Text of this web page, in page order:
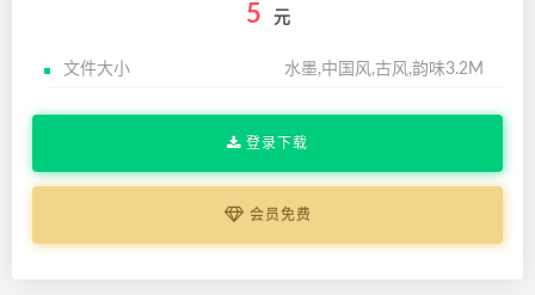
5 元
文件大小 水墨,中国风,古风,韵味3.2M
登录下载
会员免费